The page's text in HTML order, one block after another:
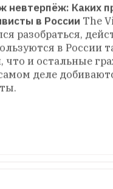
невтерпёж: Каких
в России The
разобраться,
в России
что и остальные
деле